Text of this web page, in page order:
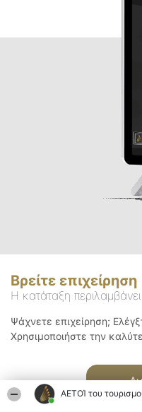
ΑΕΤΟΊ του
Βρείτε επιχείρηση
Η κατάταξη
Ψάχνετε επιχείρηση;
Χρησιμοποιήστε την